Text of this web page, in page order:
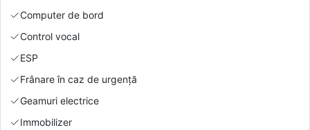
Computer de bord
Control vocal
ESP
Frânare în caz de urgență
Geamuri electrice
Immobilizer